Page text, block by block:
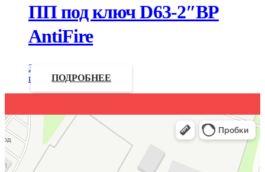
ПП под ключ D63-2″ВР
AntiFire
Запросить
цену
ПОДРОБНЕЕ